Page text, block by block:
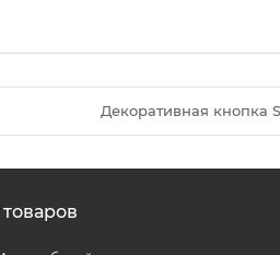
Декоративная кнопка
товаров